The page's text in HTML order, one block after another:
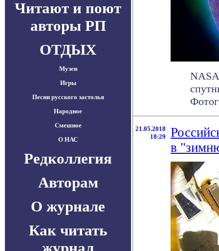
Читают и поют
авторы РП
ОТДЫХ
Музеи
Игры
Песни русского застолья
Народное
Смешное
О НАС
Редколлегия
Авторам
О журнале
Как читать
21.05.2018
18:29
в